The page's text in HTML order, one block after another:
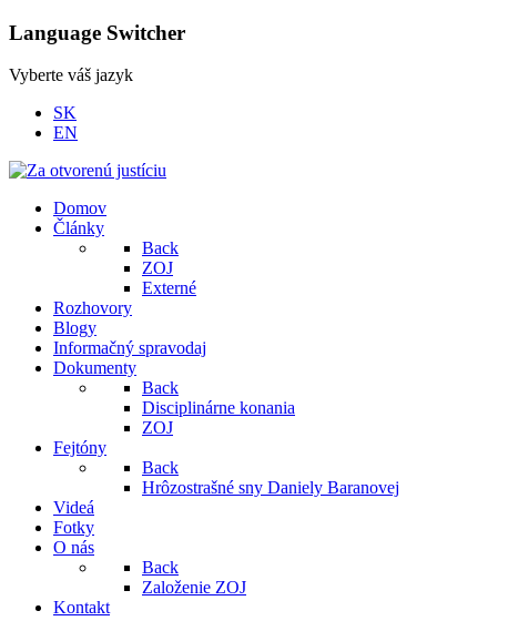
Language Switcher
Vyberte váš jazyk
SK
EN
Domov
Články
Back
ZOJ
Externé
Rozhovory
Blogy
Informačný spravodaj
Dokumenty
Back
Disciplinárne konania
ZOJ
Fejtóny
Back
Hrôzostrašné sny Daniely Baranovej
Videá
Fotky
O nás
Back
Založenie ZOJ
Kontakt